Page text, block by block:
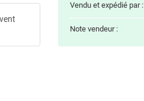
Vendu et expédié par :
Note vendeur :